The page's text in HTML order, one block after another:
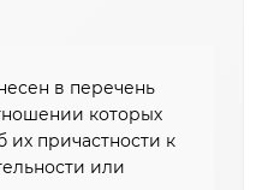
в перечень
которых
их причастности к
или